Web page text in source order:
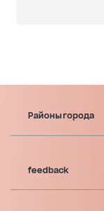
Районы города
feedback